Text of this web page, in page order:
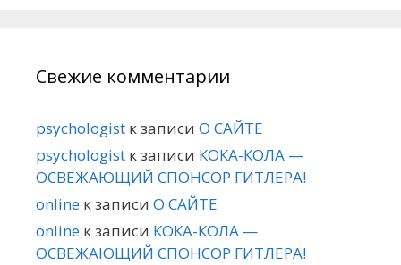
Свежие комментарии
psychologist к записи О САЙТЕ
psychologist к записи КОКА-КОЛА —
ОСВЕЖАЮЩИЙ СПОНСОР ГИТЛЕРА!
online к записи О САЙТЕ
online к записи КОКА-КОЛА —
ОСВЕЖАЮЩИЙ СПОНСОР ГИТЛЕРА!